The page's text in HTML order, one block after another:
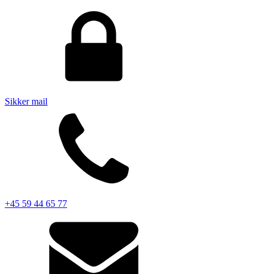
Sikker mail
+45 59 44 65 77